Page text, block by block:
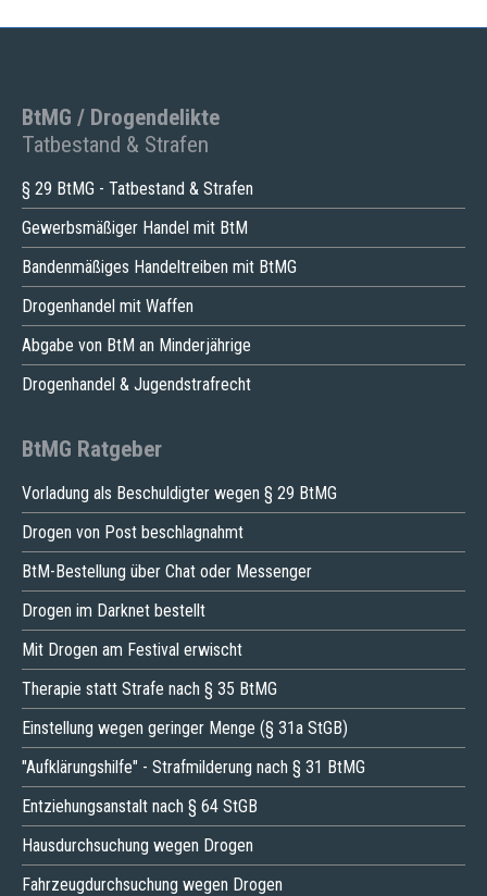
BtMG / Drogendelikte
Tatbestand & Strafen
§ 29 BtMG - Tatbestand & Strafen
Gewerbsmäßiger Handel mit BtM
Bandenmäßiges Handeltreiben mit BtMG
Drogenhandel mit Waffen
Abgabe von BtM an Minderjährige
Drogenhandel & Jugendstrafrecht
BtMG Ratgeber
Vorladung als Beschuldigter wegen § 29 BtMG
Drogen von Post beschlagnahmt
BtM-Bestellung über Chat oder Messenger
Drogen im Darknet bestellt
Mit Drogen am Festival erwischt
Therapie statt Strafe nach § 35 BtMG
Einstellung wegen geringer Menge (§ 31a StGB)
"Aufklärungshilfe" - Strafmilderung nach § 31 BtMG
Entziehungsanstalt nach § 64 StGB
Hausdurchsuchung wegen Drogen
Fahrzeugdurchsuchung wegen Drogen